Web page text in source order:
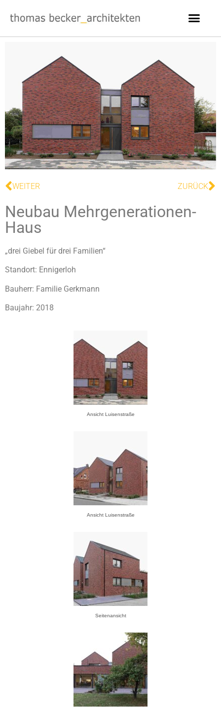
WEITER ZURÜCK
Neubau Mehrgenerationen-
Haus
„drei Giebel für drei Familien“
Standort: Ennigerloh
Bauherr: Familie Gerkmann
Baujahr: 2018
Ansicht Luisenstraße
Ansicht Luisenstraße
Seitenansicht